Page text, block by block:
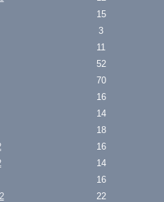
15
3
11
52
70
16
14
18
16
14
16
22